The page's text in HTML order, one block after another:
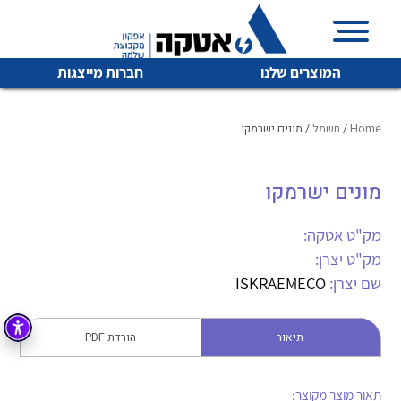
המוצרים שלנו חברות מייצגות
איכות | שרות | זמינות
מיתוג, בקרה , ואינסטלציה חשמלית ופעילה ב7 תחומים:
חשמל
רובוטיקה ואוטומציה תעשייתית
לכל מוצרי היצרן
Home
/ חשמל / מונים ישרמקו
מונים ישרמקו
מק"ט אטקה:
מק"ט יצרן:
שם יצרן: ISKRAEMECO
תיאור הורדת PDF
תאור מוצר מקוצר: